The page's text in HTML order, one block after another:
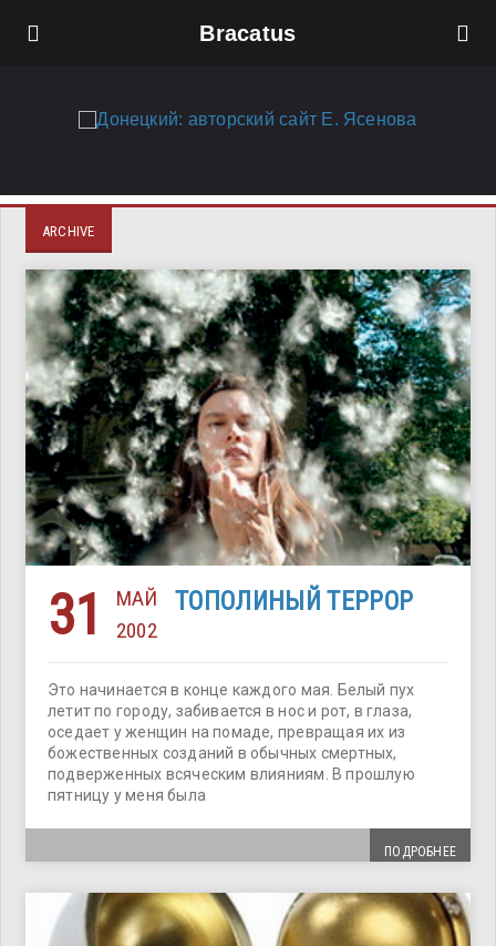
Bracatus
ARCHIVE
31
МАЙ
2002
ТОПОЛИНЫЙ ТЕРРОР
Это начинается в конце каждого мая. Белый пух
летит по городу, забивается в нос и рот, в глаза,
оседает у женщин на помаде, превращая их из
божественных созданий в обычных смертных,
подверженных всяческим влияниям. В прошлую
пятницу у меня была
ПОДРОБНЕЕ